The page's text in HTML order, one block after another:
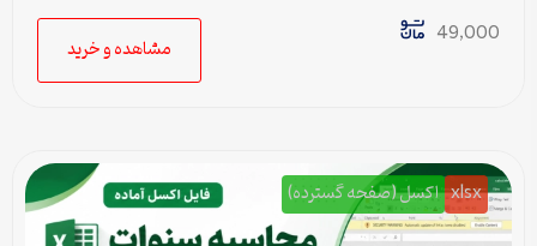
49,000
مشاهده و خرید
xlsx اکسل (صفحه گسترده)